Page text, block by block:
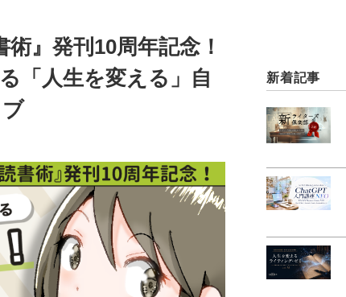
』発刊10周年記念！
「人生を変える」自
新着記事